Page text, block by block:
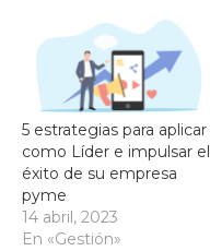
5 estrategias para aplicar
como Líder e impulsar el
éxito de su empresa
pyme
14 abril, 2023
En «Gestión»